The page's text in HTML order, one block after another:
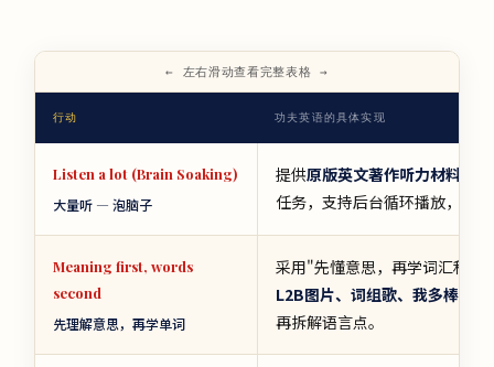
行动 功夫英语的具体实现
Listen a lot (Brain Soaking)
大量听 — 泡脑子
提供原版英文著作听力材料
任务，支持后台循环播放，随
Meaning first, words
second
先理解意思，再学单词
采用"先懂意思，再学词汇和短
L2B图片、词组歌、我多棒、测
再拆解语言点。